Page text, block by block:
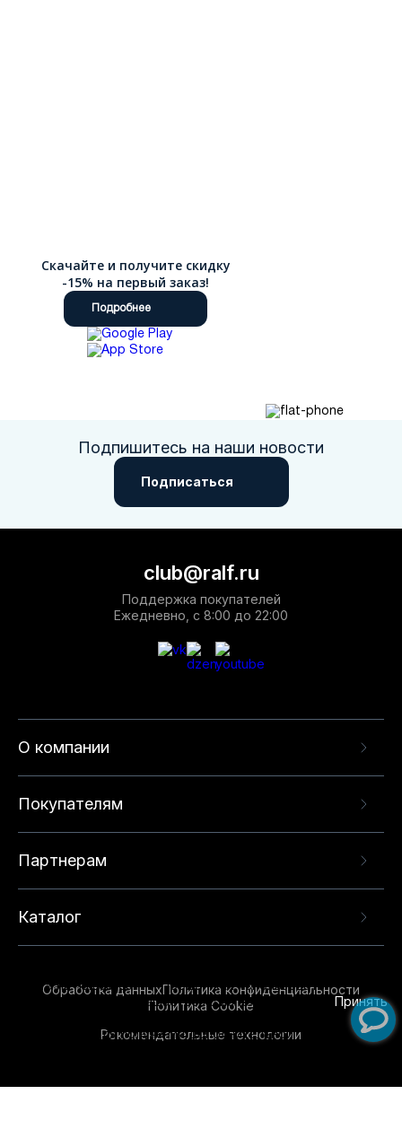
Скачайте и получите скидку
-15% на первый заказ!
Подробнее
Подпишитесь на наши новости
Подписаться
О компании
Покупателям
Партнерам
Каталог
club@ralf.ru
Поддержка покупателей
Ежедневно, с 8:00 до 22:00
Обработка данныхПолитика конфиденциальности
Политика Cookie
Рекомендательные технологии
опыта на нашем сайте. Продолжая использовать
данный сайт, вы соглашаетесь с использованием
технологий. Для получения дополнительной
Принять